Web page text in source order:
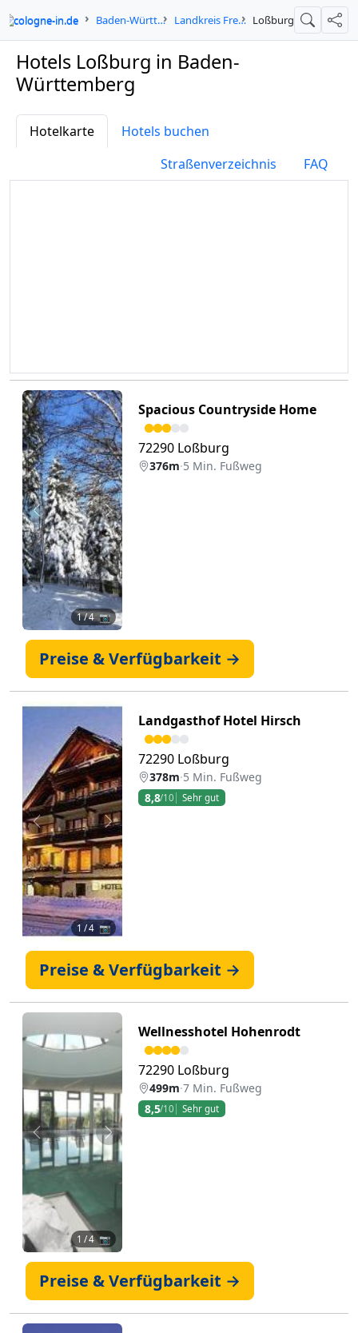
cologne-in.de Baden-Württemberg Landkreis Freudenstadt Loßburg Suche
Hotels Loßburg in Baden-
Württemberg
Hotelkarte
Hotels buchen
Straßenverzeichnis
FAQ
Zurück Weiter
1/ 4 📷
Spacious Countryside Home
72290 Loßburg
376m·5 Min. Fußweg
Preise & Verfügbarkeit →
Zurück Weiter
1 / 4 📷
Landgasthof Hotel Hirsch
72290 Loßburg
378m·5 Min. Fußweg
8,8/10 Sehr gut
Preise & Verfügbarkeit →
Zurück Weiter
1 / 4 📷
Wellnesshotel Hohenrodt
72290 Loßburg
499m·7 Min. Fußweg
8,5/10 Sehr gut
Preise & Verfügbarkeit →